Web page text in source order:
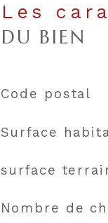
Les
DU BIEN
Code postal
Surface
surface
Nombre de